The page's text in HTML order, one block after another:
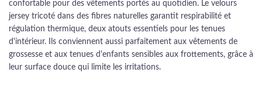
confortable pour des vêtements portés au quotidien. Le velours
jersey tricoté dans des fibres naturelles garantit respirabilité et
régulation thermique, deux atouts essentiels pour les tenues
d'intérieur. Ils conviennent aussi parfaitement aux vêtements de
grossesse et aux tenues d'enfants sensibles aux frottements, grâce à
leur surface douce qui limite les irritations.